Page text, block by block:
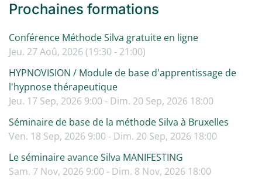
Prochaines formations
Conférence Méthode Silva gratuite en ligne
Jeu. 27 Aoû, 2026 (19:30 - 21:00)
HYPNOVISION / Module de base d'apprentissage de
l'hypnose thérapeutique
Jeu. 17 Sep, 2026 9:00 - Dim. 20 Sep, 2026 18:00
Séminaire de base de la méthode Silva à Bruxelles
Ven. 18 Sep, 2026 9:00 - Dim. 20 Sep, 2026 18:00
Le séminaire avance Silva MANIFESTING
Sam. 7 Nov, 2026 9:00 - Dim. 8 Nov, 2026 18:00